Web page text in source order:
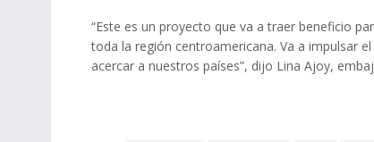
“Este es un proyecto que va a traer beneficio
toda la región centroamericana. Va a impulsar
acercar a nuestros países”, dijo Lina Ajoy,